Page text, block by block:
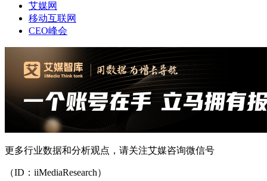
艾媒网
移动互联网
CEO峰会
更多行业数据和分析观点，请关注艾媒咨询微信号
（ID：iiMediaResearch）